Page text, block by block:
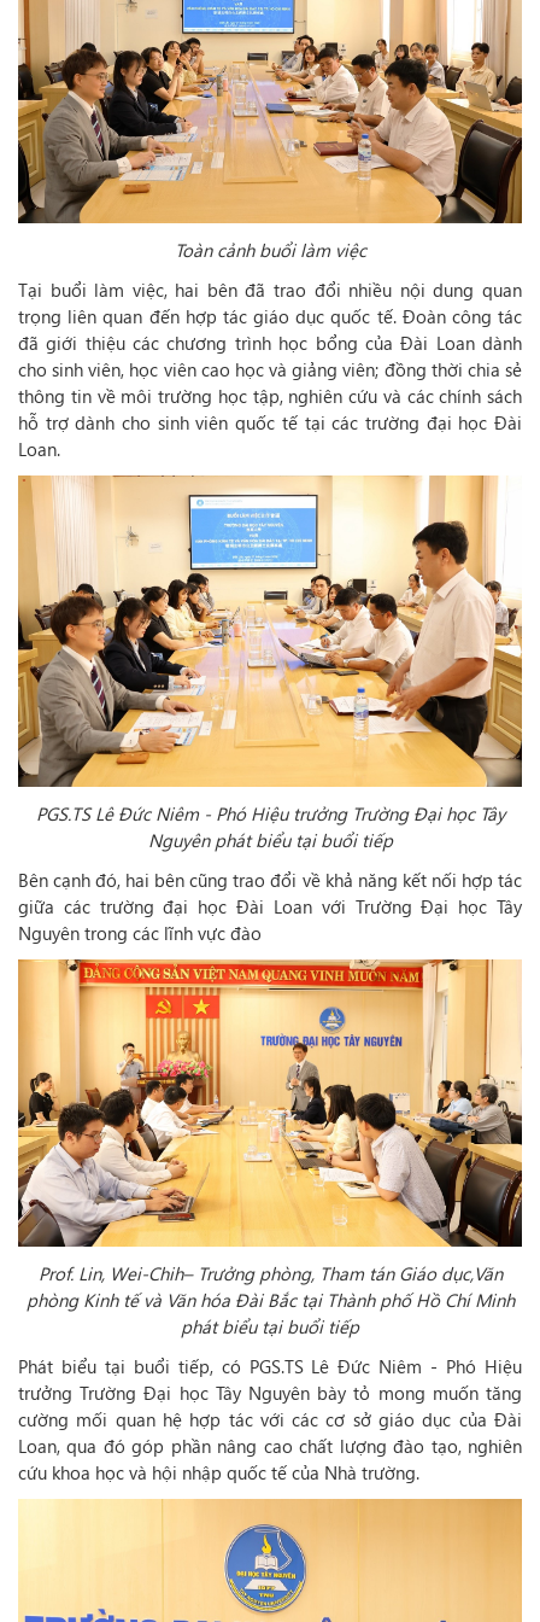
Toàn cảnh buổi làm việc
Tại buổi làm việc, hai bên đã trao đổi nhiều nội dung quan
trọng liên quan đến hợp tác giáo dục quốc tế. Đoàn công tác
đã giới thiệu các chương trình học bổng của Đài Loan dành
cho sinh viên, học viên cao học và giảng viên; đồng thời chia sẻ
thông tin về môi trường học tập, nghiên cứu và các chính sách
hỗ trợ dành cho sinh viên quốc tế tại các trường đại học Đài
Loan.
PGS.TS Lê Đức Niêm - Phó Hiệu trưởng Trường Đại học Tây
Nguyên phát biểu tại buổi tiếp
Bên cạnh đó, hai bên cũng trao đổi về khả năng kết nối hợp tác
giữa các trường đại học Đài Loan với Trường Đại học Tây
Nguyên trong các lĩnh vực đào
Prof. Lin, Wei-Chih– Trưởng phòng, Tham tán Giáo dục,Văn
phòng Kinh tế và Văn hóa Đài Bắc tại Thành phố Hồ Chí Minh
phát biểu tại buổi tiếp
Phát biểu tại buổi tiếp, có PGS.TS Lê Đức Niêm - Phó Hiệu
trưởng Trường Đại học Tây Nguyên bày tỏ mong muốn tăng
cường mối quan hệ hợp tác với các cơ sở giáo dục của Đài
Loan, qua đó góp phần nâng cao chất lượng đào tạo, nghiên
cứu khoa học và hội nhập quốc tế của Nhà trường.